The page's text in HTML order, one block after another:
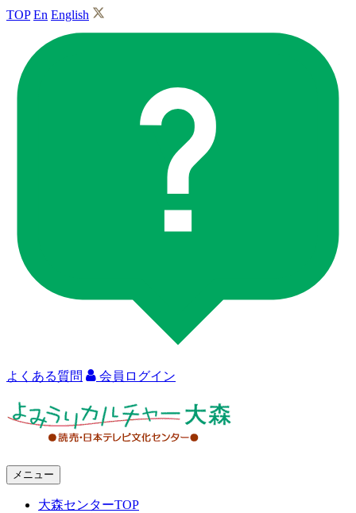
TOP En English
よくある質問 会員ログイン
メニュー
大森センターTOP